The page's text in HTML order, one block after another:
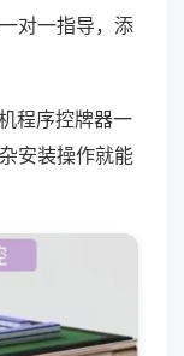
对一指导，添
程序控牌器一
安装操作就能